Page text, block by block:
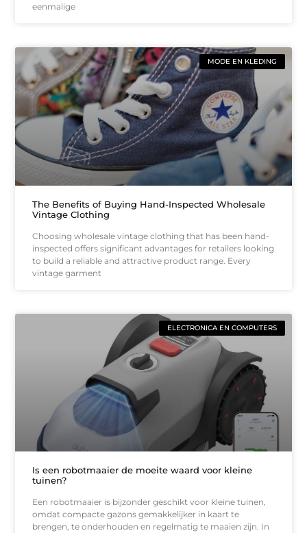
eenmalige
MODE EN KLEDING
The Benefits of Buying Hand-Inspected Wholesale
Vintage Clothing
Choosing wholesale vintage clothing that has been hand-
inspected offers significant advantages for retailers looking
to build a reliable and attractive product range. Every
vintage garment
ELECTRONICA EN COMPUTERS
Is een robotmaaier de moeite waard voor kleine
tuinen?
Een robotmaaier is bijzonder geschikt voor kleine tuinen,
omdat compacte gazons gemakkelijker in kaart te
brengen, te onderhouden en regelmatig te maaien zijn. In